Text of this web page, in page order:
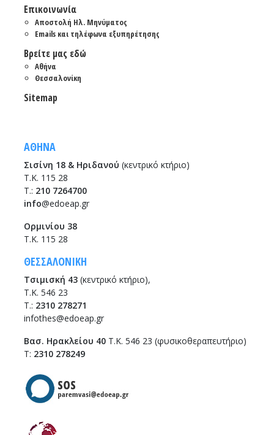
Επικοινωνία
Αποστολή Ηλ. Μηνύματος
Emails και τηλέφωνα εξυπηρέτησης
Βρείτε μας εδώ
Αθήνα
Θεσσαλονίκη
Sitemap
ΑΘΗΝΑ
Σισίνη 18 & Ηριδανού (κεντρικό κτήριο)
Τ.Κ. 115 28
T.: 210 7264700
info@edoeap.gr
Ορμινίου 38
Τ.Κ. 115 28
ΘΕΣΣΑΛΟΝΙΚΗ
Τσιμισκή 43 (κεντρικό κτήριο),
Τ.Κ. 546 23
T.: 2310 278271
infothes@edoeap.gr
Βασ. Ηρακλείου 40 Τ.Κ. 546 23 (φυσικοθεραπευτήριο)
Τ: 2310 278249